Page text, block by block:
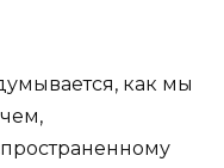
как мы